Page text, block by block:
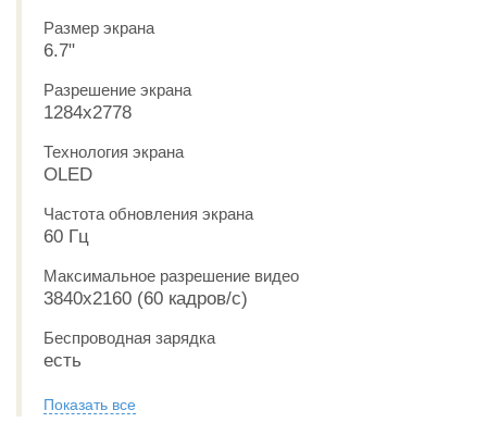
Размер экрана
6.7"
Разрешение экрана
1284x2778
Технология экрана
OLED
Частота обновления экрана
60 Гц
Максимальное разрешение видео
3840x2160 (60 кадров/с)
Беспроводная зарядка
есть
Показать все